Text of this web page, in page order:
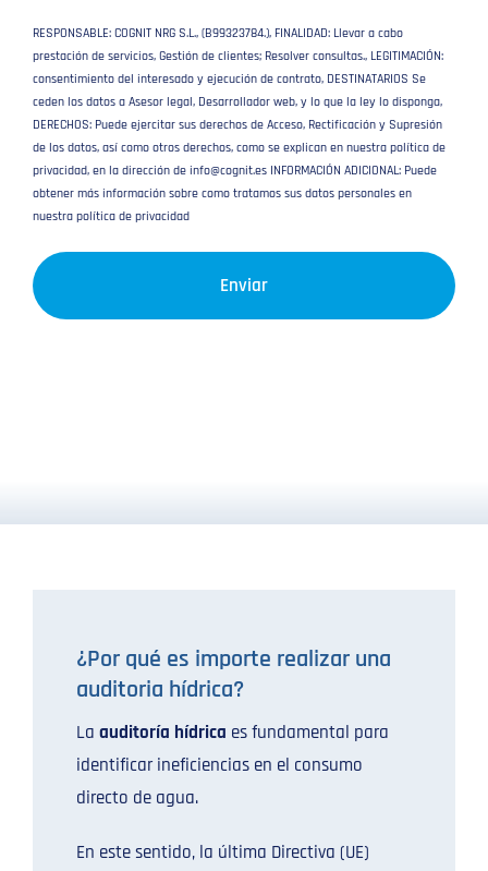
RESPONSABLE: COGNIT NRG S.L., (B99323784.), FINALIDAD: Llevar a cabo
prestación de servicios, Gestión de clientes; Resolver consultas., LEGITIMACIÓN:
consentimiento del interesado y ejecución de contrato, DESTINATARIOS Se
ceden los datos a Asesor legal, Desarrollador web, y lo que la ley lo disponga,
DERECHOS: Puede ejercitar sus derechos de Acceso, Rectificación y Supresión
de los datos, así como otros derechos, como se explican en nuestra política de
privacidad, en la dirección de info@cognit.es INFORMACIÓN ADICIONAL: Puede
obtener más información sobre como tratamos sus datos personales en
nuestra política de privacidad
¿Por qué es importe realizar una
auditoria hídrica?
La auditoría hídrica es fundamental para
identificar ineficiencias en el consumo
directo de agua.
En este sentido, la última Directiva (UE)